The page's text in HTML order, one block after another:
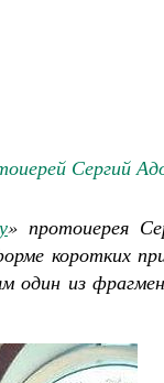
Сергий
» протоиерея
коротких
один из